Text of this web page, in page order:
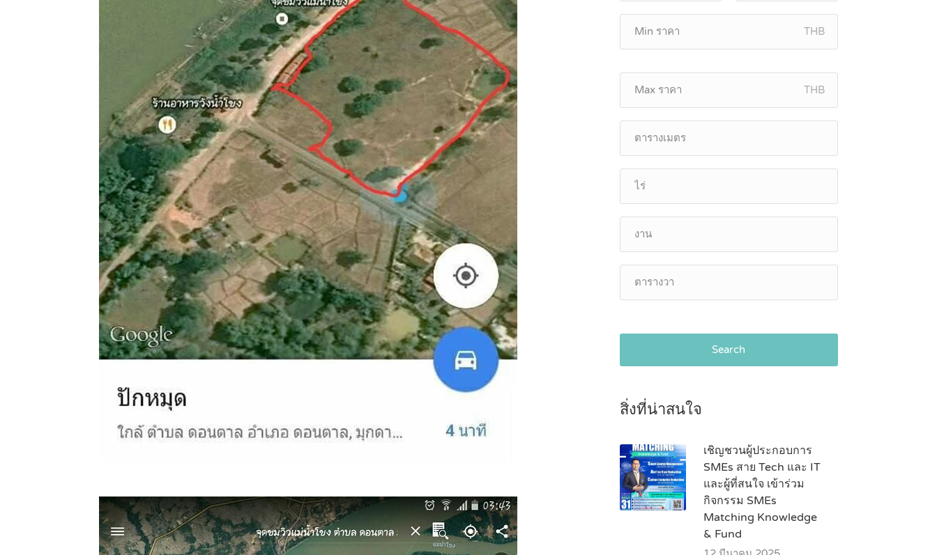
THB
THB
Search
สิ่งที่น่าสนใจ
เชิญชวนผู้ประกอบการ
SMEs สาย Tech และ IT
และผู้ที่สนใจ เข้าร่วม
กิจกรรม SMEs
Matching Knowledge
& Fund